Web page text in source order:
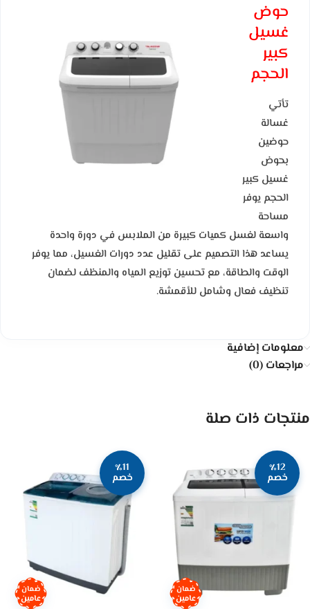
حوض
غسيل
كبير
الحجم
تأتي
غسالة
حوضين
بحوض
غسيل كبير
الحجم يوفر
مساحة
واسعة لغسل كميات كبيرة من الملابس في دورة واحدة
يساعد هذا التصميم على تقليل عدد دورات الغسيل، مما يوفر
الوقت والطاقة، مع تحسين توزيع المياه والمنظف لضمان
تنظيف فعال وشامل للأقمشة.
معلومات إضافية
مراجعات (0)
منتجات ذات صلة
٪12
خصم
ضمان
عامين
٪11
خصم
ضمان
عامين